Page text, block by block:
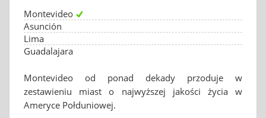
Montevideo
Asunción
Lima
Guadalajara
Montevideo od ponad dekady przoduje w
zestawieniu miast o najwyższej jakości życia w
Ameryce Połduniowej.